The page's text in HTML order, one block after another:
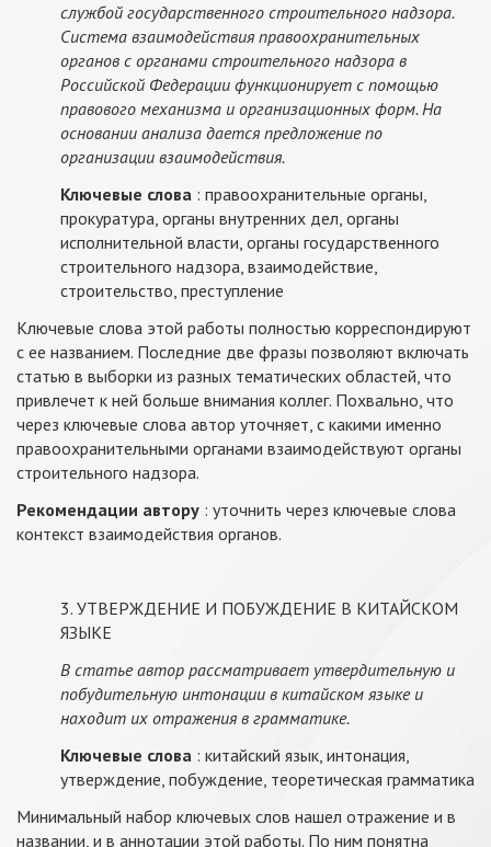
службой государственного строительного надзора.
Система взаимодействия правоохранительных
органов с органами строительного надзора в
Российской Федерации функционирует с помощью
правового механизма и организационных форм. На
основании анализа дается предложение по
организации взаимодействия.
Ключевые слова : правоохранительные органы,
прокуратура, органы внутренних дел, органы
исполнительной власти, органы государственного
строительного надзора, взаимодействие,
строительство, преступление
Ключевые слова этой работы полностью корреспондируют
с ее названием. Последние две фразы позволяют включать
статью в выборки из разных тематических областей, что
привлечет к ней больше внимания коллег. Похвально, что
через ключевые слова автор уточняет, с какими именно
правоохранительными органами взаимодействуют органы
строительного надзора.
Рекомендации автору : уточнить через ключевые слова
контекст взаимодействия органов.
3. УТВЕРЖДЕНИЕ И ПОБУЖДЕНИЕ В КИТАЙСКОМ
ЯЗЫКЕ
В статье автор рассматривает утвердительную и
побудительную интонации в китайском языке и
находит их отражения в грамматике.
Ключевые слова : китайский язык, интонация,
утверждение, побуждение, теоретическая грамматика
Минимальный набор ключевых слов нашел отражение и в
названии, и в аннотации этой работы. По ним понятна